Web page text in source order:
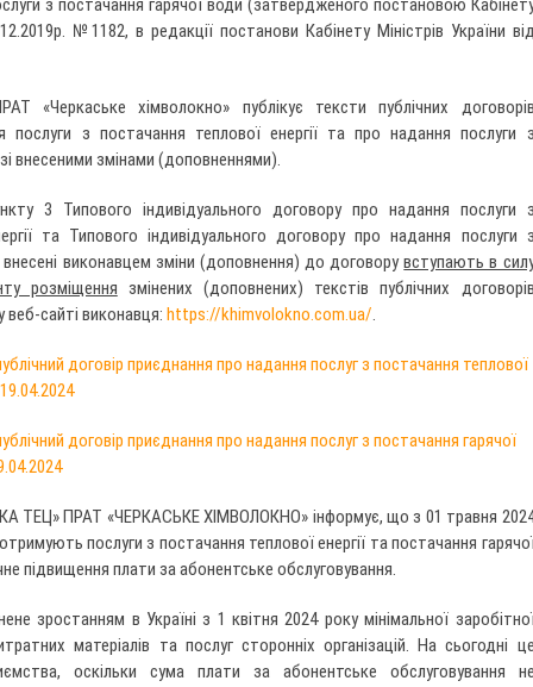
з постачання гарячої води (затвердженого постановою
№1182, в редакції постанови Кабінету Міністрів України від
«Черкаське хімволокно» публікує тексти публічних договорів
послуги з постачання теплової енергії та про надання послуги з
внесеними змінами (доповненнями).
3 Типового індивідуального договору про надання послуги з
та Типового індивідуального договору про надання послуги з
внесені виконавцем зміни (доповнення) до договорувступають в
розміщення змінених (доповнених) текстів публічних договорів
веб-сайті виконавця: https://khimvolokno.com.ua/.
договір приєднання про надання послуг з постачання теплової
договір приєднання про надання послуг з постачання гарячої
ТЕЦ» ПРАТ «ЧЕРКАСЬКЕ ХІМВОЛОКНО» інформує, що з 01 травня
послуги з постачання теплової енергії та постачання
підвищення плати за абонентське обслуговування.
зростанням в Україні з 1 квітня 2024 року мінімальної
матеріалів та послуг сторонніх організацій. На сьогодні це
оскільки сума плати за абонентське обслуговування не